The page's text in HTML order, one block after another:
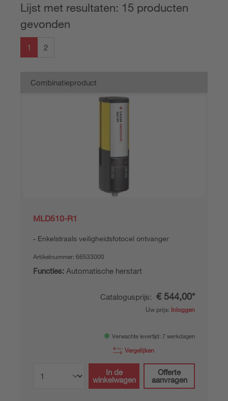
Lijst met resultaten: 15 producten
gevonden
1 2
Combinatieproduct
MLD510-R1
Enkelstraals veiligheidsfotocel ontvanger
Artikelnummer: 66533000
Functies: Automatische herstart
Catalogusprijs: € 544,00*
Uw prijs: Inloggen
Verwachte levertijd: 7 werkdagen
Vergelijken
In de
winkelwagen
Offerte
aanvragen